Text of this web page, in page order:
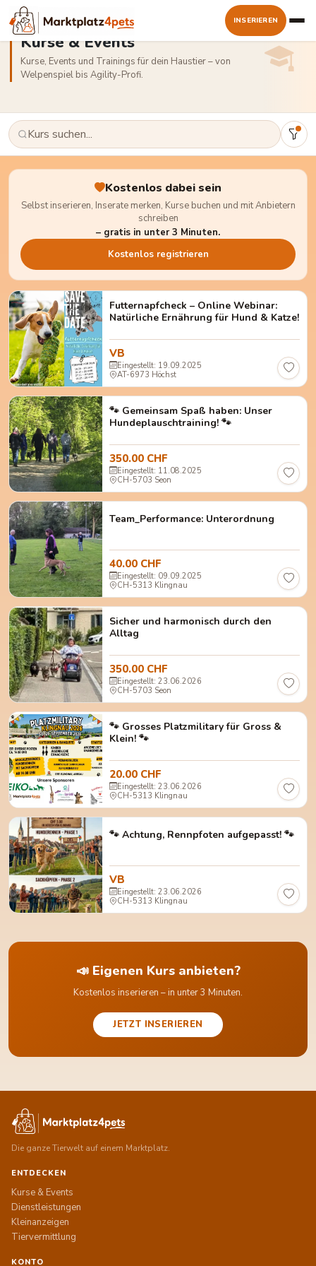
INSERIEREN
Kurse & Events
Kurse, Events und Trainings für dein Haustier – von
Welpenspiel bis Agility-Profi.
Kostenlos dabei sein
Selbst inserieren, Inserate merken, Kurse buchen und mit Anbietern
schreiben
– gratis in unter 3 Minuten.
Kostenlos registrieren
Futternapfcheck – Online Webinar:
Natürliche Ernährung für Hund & Katze!
VB
Eingestellt: 19.09.2025
AT-6973 Höchst
🐾 Gemeinsam Spaß haben: Unser
Hundeplauschtraining! 🐾
350.00 CHF
Eingestellt: 11.08.2025
CH-5703 Seon
Team_Performance: Unterordnung
40.00 CHF
Eingestellt: 09.09.2025
CH-5313 Klingnau
Sicher und harmonisch durch den
Alltag
350.00 CHF
Eingestellt: 23.06.2026
CH-5703 Seon
🐾 Grosses Platzmilitary für Gross &
Klein! 🐾
20.00 CHF
Eingestellt: 23.06.2026
CH-5313 Klingnau
🐾 Achtung, Rennpfoten aufgepasst! 🐾
VB
Eingestellt: 23.06.2026
CH-5313 Klingnau
📣 Eigenen Kurs anbieten?
Kostenlos inserieren – in unter 3 Minuten.
JETZT INSERIEREN
Die ganze Tierwelt auf einem Marktplatz.
ENTDECKEN
Kurse & Events
Dienstleistungen
Kleinanzeigen
Tiervermittlung
KONTO